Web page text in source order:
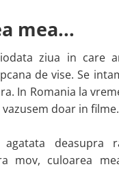
mea...
ziua in care
de vise. Se
In Romania la
doar in filme.
agatata deasupra
mov, culoarea